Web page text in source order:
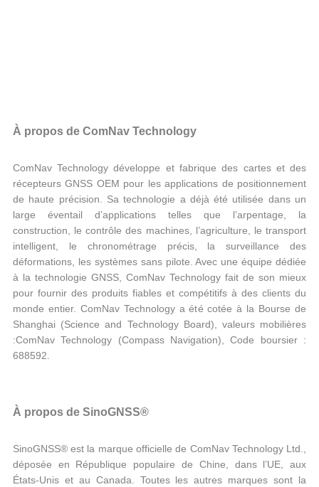
À propos de ComNav Technology
ComNav Technology développe et fabrique des cartes et des
récepteurs GNSS OEM pour les applications de positionnement
de haute précision. Sa technologie a déjà été utilisée dans un
large éventail d’applications telles que l’arpentage, la
construction, le contrôle des machines, l’agriculture, le transport
intelligent, le chronométrage précis, la surveillance des
déformations, les systèmes sans pilote. Avec une équipe dédiée
à la technologie GNSS, ComNav Technology fait de son mieux
pour fournir des produits fiables et compétitifs à des clients du
monde entier. ComNav Technology a été cotée à la Bourse de
Shanghai (Science and Technology Board), valeurs mobilières
:ComNav Technology (Compass Navigation), Code boursier :
688592.
À propos de SinoGNSS®
SinoGNSS® est la marque officielle de ComNav Technology Ltd.,
déposée en République populaire de Chine, dans l’UE, aux
États-Unis et au Canada. Toutes les autres marques sont la